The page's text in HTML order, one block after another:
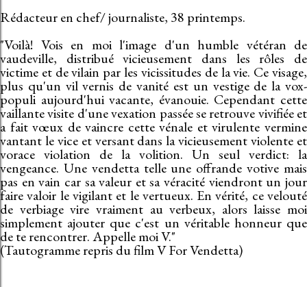
Rédacteur en chef/ journaliste, 38 printemps.
"Voilà! Vois en moi l'image d'un humble vétéran de
vaudeville, distribué vicieusement dans les rôles de
victime et de vilain par les vicissitudes de la vie. Ce visage,
plus qu'un vil vernis de vanité est un vestige de la vox-
populi aujourd'hui vacante, évanouie. Cependant cette
vaillante visite d'une vexation passée se retrouve vivifiée et
a fait vœux de vaincre cette vénale et virulente vermine
vantant le vice et versant dans la vicieusement violente et
vorace violation de la volition. Un seul verdict: la
vengeance. Une vendetta telle une offrande votive mais
pas en vain car sa valeur et sa véracité viendront un jour
faire valoir le vigilant et le vertueux. En vérité, ce velouté
de verbiage vire vraiment au verbeux, alors laisse moi
simplement ajouter que c'est un véritable honneur que
de te rencontrer. Appelle moi V."
(Tautogramme repris du film V For Vendetta)